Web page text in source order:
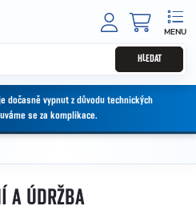
HLEDAT
dočasně vypnut z důvodu technických
se za komplikace.
A ÚDRŽBA